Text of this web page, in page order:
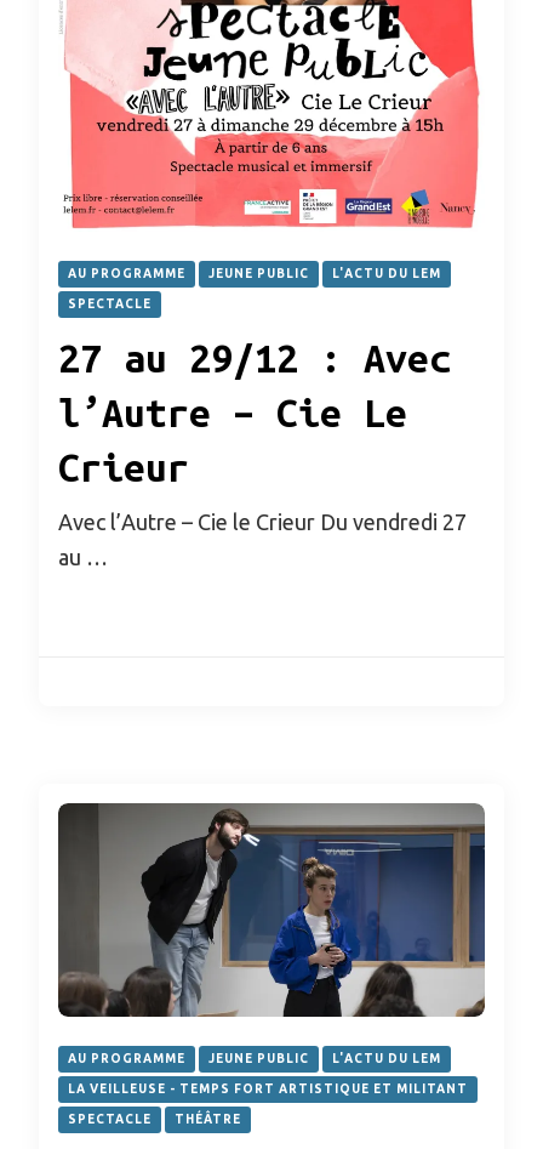
AU PROGRAMME JEUNE PUBLIC L'ACTU DU LEM
SPECTACLE
27 au 29/12 : Avec
l’Autre – Cie Le
Crieur
Avec l’Autre – Cie le Crieur Du vendredi 27
au …
AU PROGRAMME JEUNE PUBLIC L'ACTU DU LEM
LA VEILLEUSE - TEMPS FORT ARTISTIQUE ET MILITANT
SPECTACLE THÉÂTRE